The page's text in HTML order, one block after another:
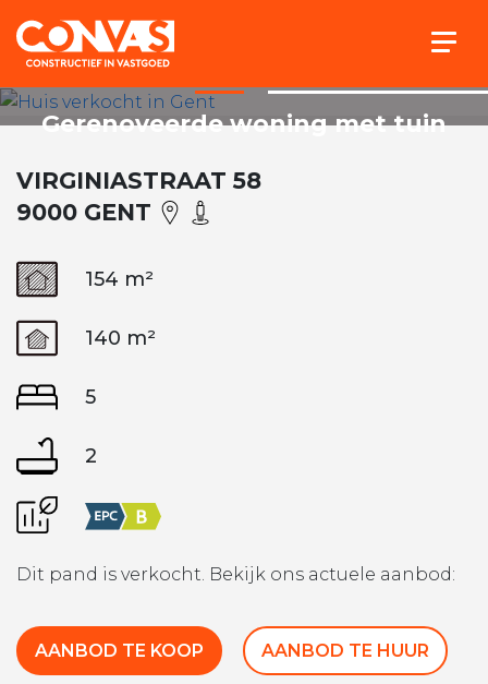
VIRGINIASTRAAT 58
9000 GENT
154 m²
140 m²
5
2
Dit pand is verkocht. Bekijk ons actuele aanbod:
AANBOD TE KOOP AANBOD TE HUUR
Gerenoveerde woning met tuin